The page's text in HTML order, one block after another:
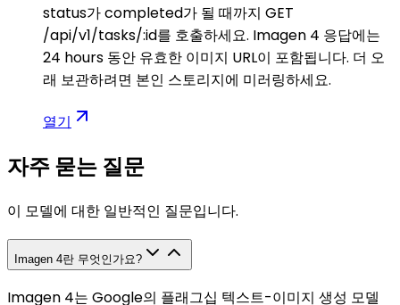
status가 completed가 될 때까지 GET
/api/v1/tasks/:id를 호출하세요. Imagen 4 응답에는
24 hours 동안 유효한 이미지 URL이 포함됩니다. 더 오
래 보관하려면 본인 스토리지에 미러링하세요.
열기
자주 묻는 질문
이 모델에 대한 일반적인 질문입니다.
Imagen 4란 무엇인가요?
Imagen 4는 Google의 플래그십 텍스트-이미지 생성 모델